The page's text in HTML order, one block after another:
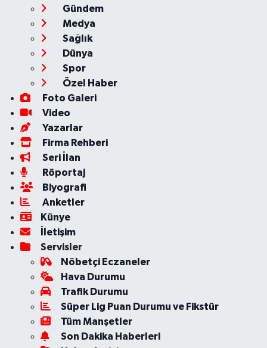
Gündem
Medya
Sağlık
Dünya
Spor
Özel Haber
Foto Galeri
Video
Yazarlar
Firma Rehberi
Seri İlan
Röportaj
Biyografi
Anketler
Künye
İletişim
Servisler
Nöbetçi Eczaneler
Hava Durumu
Trafik Durumu
Süper Lig Puan Durumu ve Fikstür
Tüm Manşetler
Son Dakika Haberleri